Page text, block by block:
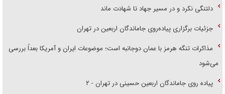
دلتنگی نکرد و در مسیر جهاد تا شهادت ماند
جزئیات برگزاری پیاده‌روی جاماندگان اربعین در تهران
مذاکرات تنگه هرمز با عمان دوجانبه است؛ موضوعات ایران و آمریکا بعداً بررسی
می‌شود
پیاده روی جاماندگان اربعین حسینی در تهران - ۲